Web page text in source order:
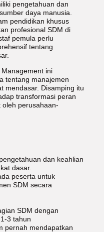
pengetahuan dan
daya manusia.
pendidikan khusus
profesional SDM di
pemula perlu
tentang
ini
tentang manajemen
mendasar. Disamping itu
transformasi peran
oleh perusahaan-
dan keahlian
dasar.
peserta untuk
SDM secara
SDM dengan
3 tahun
pernah mendapatkan